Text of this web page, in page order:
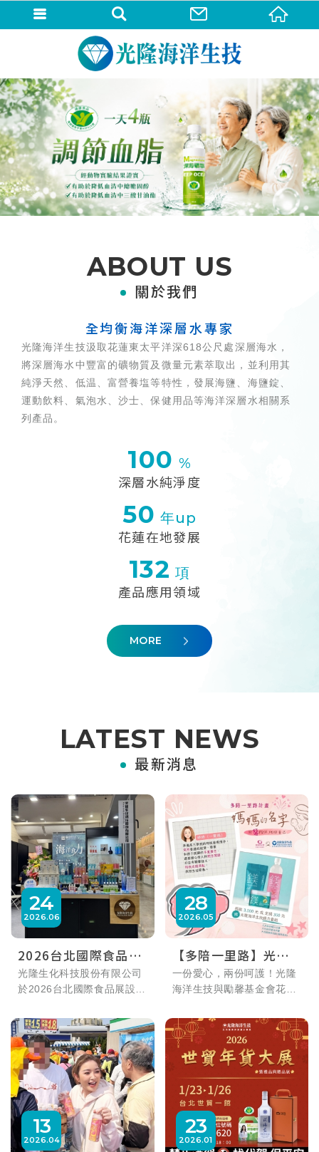
ABOUT US
關於我們
全均衡海洋深層水專家
光隆海洋生技汲取花蓮東太平洋深618公尺處深層海水，
將深層海水中豐富的礦物質及微量元素萃取出，並利用其
純淨天然、低温、富營養塩等特性，發展海鹽、海鹽錠、
運動飲料、氣泡水、沙士、保健用品等海洋深層水相關系
列產品。
100 %
深層水純淨度
50 年up
花蓮在地發展
132 項
產品應用領域
MORE
LATEST NEWS
最新消息
24
06
2026
2026台北國際食品展
光隆海洋生技展區
光隆生化科技股份有限公司
於2026台北國際食品展設立
花蓮海域618公尺深之海洋
深層水，現場展出項目包含
深層水、海鹽、濃縮液、鹽
滷及礦物質粉。相關原料皆
具備客觀檢測數據與規格，
適用於機能性食品加工、保
健品開發及品牌端代工需
求，提供具備實質商業效益
的天然礦物質解決方案。
28
05
2026
【多陪一里路】光隆
海洋生技支持勵馨
「媽媽的名字」公益
一份愛心，兩份呵護！光隆
海洋生技與勵馨基金會花蓮
的名字」計畫。捐款即贈送
天然鎂舒緩沐浴鹽、海萃鹽
與蜜桃氣泡飲。讓我們一起
用深海礦萃的力量，陪伴媽
媽找回生活節奏！
13
04
2026
23
01
2026